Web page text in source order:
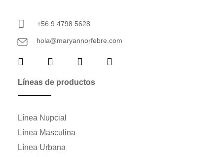
+56 9 4798 5628
hola@maryannorfebre.com
Líneas de productos
Línea Nupcial
Línea Masculina
Línea Urbana